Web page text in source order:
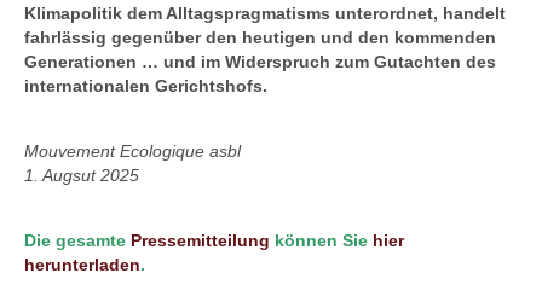
Klimapolitik dem Alltagspragmatisms unterordnet, handelt
fahrlässig gegenüber den heutigen und den kommenden
Generationen … und im Widerspruch zum Gutachten des
internationalen Gerichtshofs.
Mouvement Ecologique asbl
1. Augsut 2025
Die gesamte Pressemitteilung können Sie hier
herunterladen.